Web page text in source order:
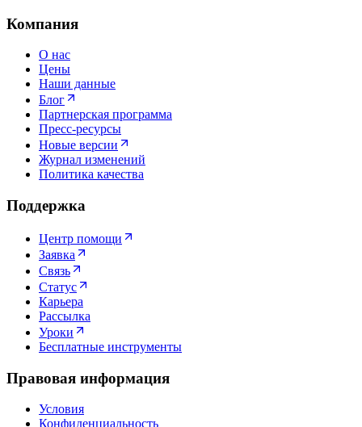
Компания
О нас
Цены
Наши данные
Блог
Партнерская программа
Пресс-ресурсы
Новые версии
Журнал изменений
Политика качества
Поддержка
Центр помощи
Заявка
Связь
Статус
Карьера
Рассылка
Уроки
Бесплатные инструменты
Правовая информация
Условия
Конфиденциальность